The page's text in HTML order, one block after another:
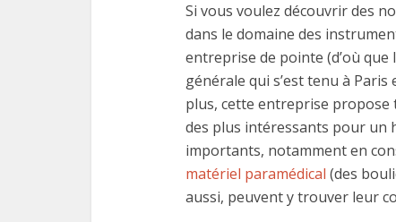
Si vous voulez découvrir des
dans le domaine des
entreprise de pointe (d’où
générale qui s’est tenu à Paris
plus, cette entreprise propose
des plus intéressants pour un
importants, notamment en
matériel paramédical (des
aussi, peuvent y trouver leur